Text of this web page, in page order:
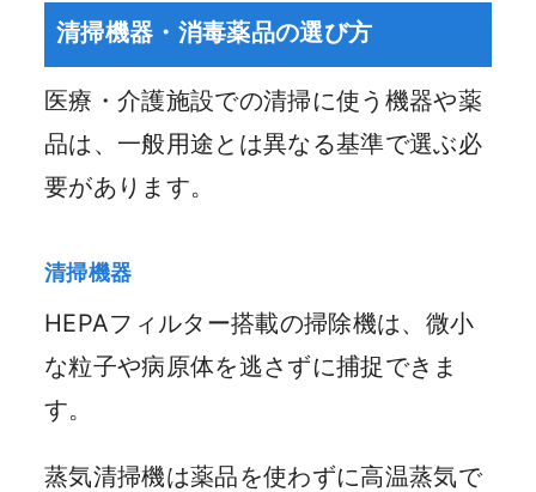
清掃機器・消毒薬品の選び方
医療・介護施設での清掃に使う機器や薬
品は、一般用途とは異なる基準で選ぶ必
要があります。
清掃機器
HEPAフィルター搭載の掃除機は、微小
な粒子や病原体を逃さずに捕捉できま
す。
蒸気清掃機は薬品を使わずに高温蒸気で